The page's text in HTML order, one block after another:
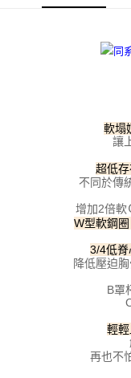
【「AFTEE先享後付」結
２．訂單成立數日內，
後付繳納相關費用。
※ 交易是否成功請以「
https://
１．透過由恩沛科技股
易，需依本服務之必要
２．關於個人資料處理
https://aftee.tw/terms/
３．未成年的使用者請事
「AFTEE先享後付」，
４．使用「AFTEE先享
時審查核予不同之上限
請求用戶進行身份認證。
每筆NT$100，滿
每筆NT$100，滿
每筆NT$100，滿
每筆NT$100，滿
軟塌
讓
超低
不同於傳
增加2倍軟
W型軟鋼
3/4低脊
降低壓迫
B罩
輕
再也不